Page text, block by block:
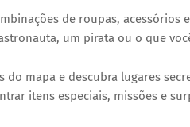
de roupas,
um pirata ou o que
do mapa e descubra lugares
itens especiais, missões e